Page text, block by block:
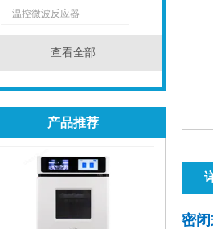
温控微波反应器
查看全部
产品推荐
密